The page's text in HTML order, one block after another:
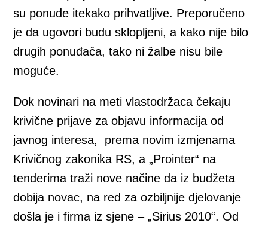
su ponude itekako prihvatljive. Preporučeno
je da ugovori budu sklopljeni, a kako nije bilo
drugih ponuđača, tako ni žalbe nisu bile
moguće.
Dok novinari na meti vlastodržaca čekaju
krivične prijave za objavu informacija od
javnog interesa, prema novim izmjenama
Krivičnog zakonika RS, a „Prointer“ na
tenderima traži nove načine da iz budžeta
dobija novac, na red za ozbiljnije djelovanje
došla je i firma iz sjene – „Sirius 2010“. Od